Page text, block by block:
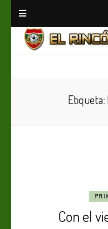
Etiqueta:
Con el